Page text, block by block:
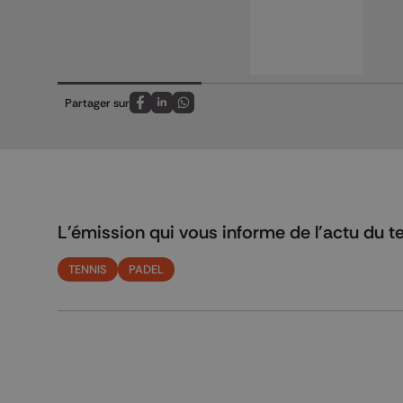
Partager sur
Partagez sur FaceBook
Partagez sur LinkedIn
Partagez sur Whatsapp
L'émission qui vous informe de l'actu du
TENNIS PADEL